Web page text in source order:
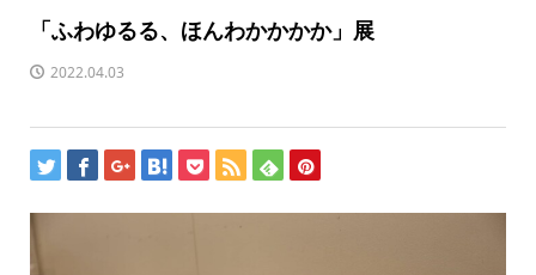
「ふわゆるる、ほんわかかかか」展
2022.04.03